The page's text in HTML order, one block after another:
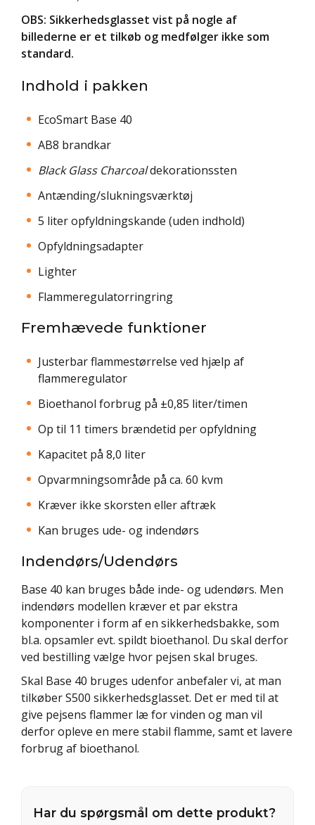
OBS: Sikkerhedsglasset vist på nogle af
billederne er et tilkøb og medfølger ikke som
standard.
Indhold i pakken
EcoSmart Base 40
AB8 brandkar
Black Glass Charcoaldekorationssten
Antænding/slukningsværktøj
5 liter opfyldningskande (uden indhold)
Opfyldningsadapter
Lighter
Flammeregulatorringring
Fremhævede funktioner
Justerbar flammestørrelse ved hjælp af
flammeregulator
Bioethanol forbrug på ±0,85 liter/timen
Op til 11 timers brændetid per opfyldning
Kapacitet på 8,0 liter
Opvarmningsområde på ca. 60 kvm
Kræver ikke skorsten eller aftræk
Kan bruges ude- og indendørs
Indendørs/Udendørs
Base 40 kan bruges både inde- og udendørs. Men
indendørs modellen kræver et par ekstra
komponenter i form af en sikkerhedsbakke, som
bl.a. opsamler evt. spildt bioethanol. Du skal derfor
ved bestilling vælge hvor pejsen skal bruges.
Skal Base 40 bruges udenfor anbefaler vi, at man
tilkøber S500 sikkerhedsglasset. Det er med til at
give pejsens flammer læ for vinden og man vil
derfor opleve en mere stabil flamme, samt et lavere
forbrug af bioethanol.
Har du spørgsmål om dette produkt?